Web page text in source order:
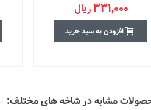
331,000 ریال
افزودن به سبد خرید